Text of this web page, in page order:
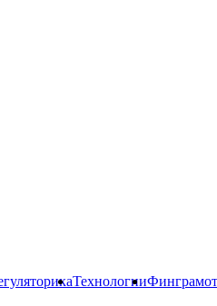
Технологии